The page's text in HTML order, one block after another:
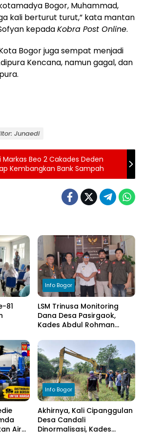
Bogor, Muhammad,
kali berturut turut,” kata mantan
kepadaKobra Post Online.
Bogor juga sempat menjadi
Kencana, namun gagal, dan
Junaedi
Beo 2 Cakades Deden
Kembangkan Bank Sampah
81
Info Bogor
LSM Trinusa Monitoring
Dana Desa Pasirgaok,
Kades Abdul Rohman
Transparansi Pengelolaan
Anggaran
Air
Info Bogor
Akhirnya, Kali Cipanggulan
Desa Candali
Dinormalisasi, Kades